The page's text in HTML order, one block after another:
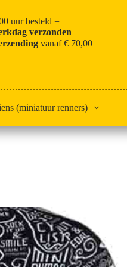
uur besteld =
verzonden
vanaf € 70,00
(miniatuur renners)